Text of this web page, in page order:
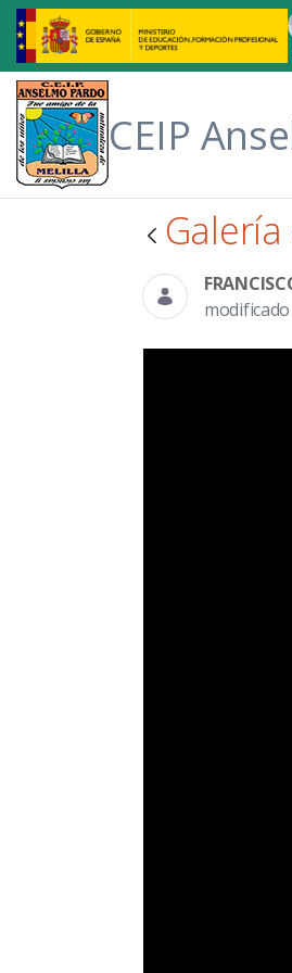
Saltar al contenido principal
CEIP